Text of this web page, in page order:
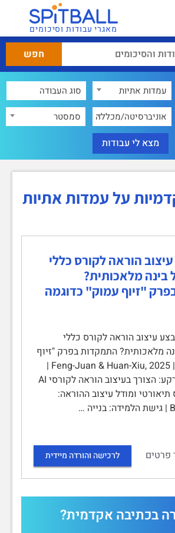
מאגרי עבודות וסיכומים
עמדות אתיות
אוניברסיטה/מכללה סמסטר
על עמדות אתיות
הוראה לקורס כללי
מלאכותית?
"זיוף עמוק" כדוגמה
עיצוב הוראה לקורס כללי
מלאכותית? התמקדות בפרק "זיוף
עמוק" כדוגמה | Feng-Juan & Huan-Xiu, 2025 |
תוכן עניינים | רקע: הצורך בעיצוב הוראה לקורסי AI
| בסיס תיאורטי ומודל עיצוב ההוראה:
פרטים
לרכישה והורדה מיידית
בכתיבה אקדמית?